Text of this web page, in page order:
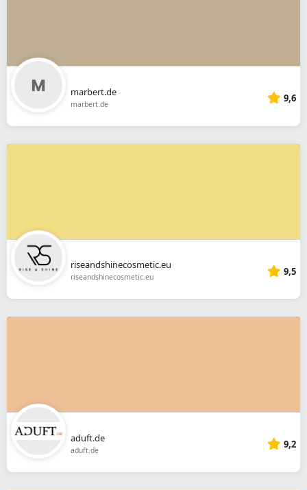
marbert.de
marbert.de 9,6
riseandshinecosmetic.eu
riseandshinecosmetic.eu 9,5
aduft.de
aduft.de 9,2